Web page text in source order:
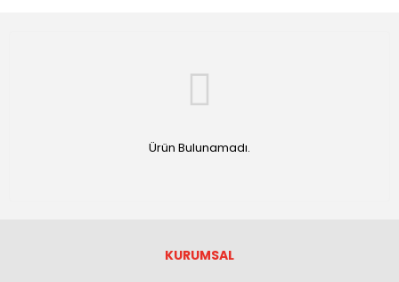
Ürün Bulunamadı.
KURUMSAL